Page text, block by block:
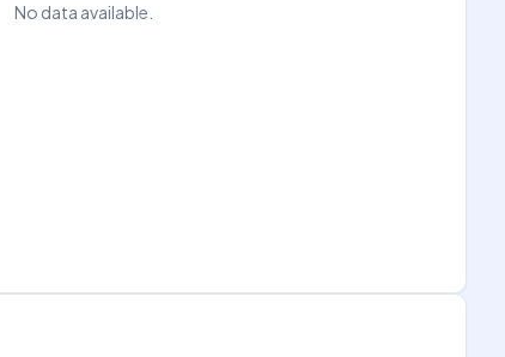
No data available.